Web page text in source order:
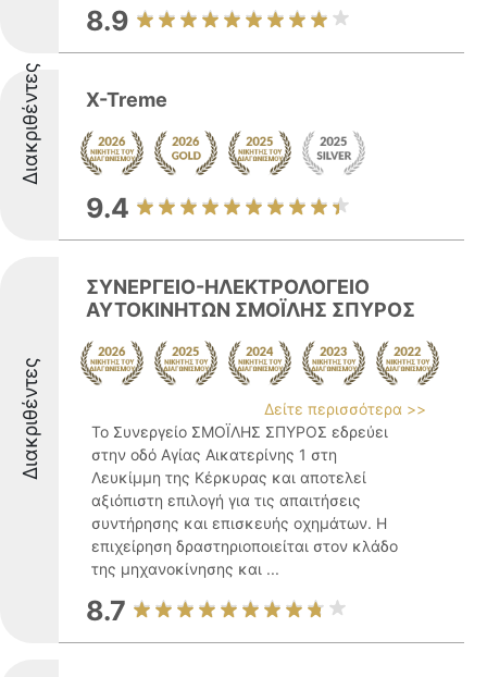
8.9
Διακριθέντες X-Treme
9.4
Διακριθέντες
ΣΥΝΕΡΓΕΙΟ-ΗΛΕΚΤΡΟΛΟΓΕΙΟ
ΑΥΤΟΚΙΝΗΤΩΝ ΣΜΟΪΛΗΣ ΣΠΥΡΟΣ
Δείτε περισσότερα >>
Το Συνεργείο ΣΜΟΪΛΗΣ ΣΠΥΡΟΣ εδρεύει
στην οδό Αγίας Αικατερίνης 1 στη
Λευκίμμη της Κέρκυρας και αποτελεί
αξιόπιστη επιλογή για τις απαιτήσεις
συντήρησης και επισκευής οχημάτων. Η
επιχείρηση δραστηριοποιείται στον κλάδο
της μηχανοκίνησης και ...
8.7